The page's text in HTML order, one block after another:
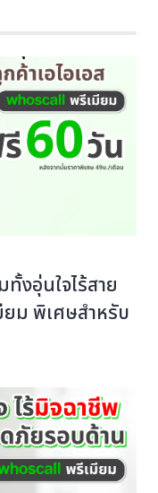
งอุ่นใจไร้สาย
ม พิเศษสำหรับ